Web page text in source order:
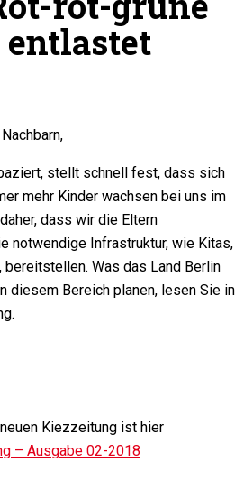
stellt schnell fest, dass sich
mehr Kinder wachsen bei uns im
dass wir die Eltern
notwendige Infrastruktur, wie Kitas,
bereitstellen. Was das Land Berlin
diesem Bereich planen, lesen Sie in
Kiezzeitung ist hier
– Ausgabe 02-2018